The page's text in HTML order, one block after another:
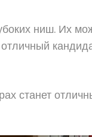
ниш. Их
станет